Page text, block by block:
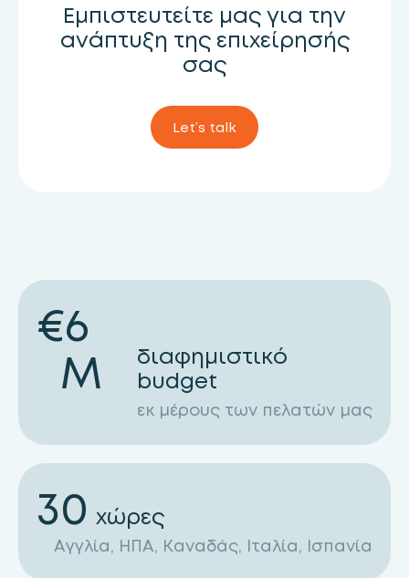
Εμπιστευτείτε μας για την
ανάπτυξη της επιχείρησής
σας
Let’s talk
€6
M
διαφημιστικό
budget
εκ μέρους των πελατών μας
30 χώρες
Αγγλία, ΗΠΑ, Καναδάς, Ιταλία, Ισπανία